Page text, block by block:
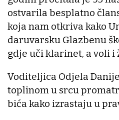
ostvarila besplatno
koja nam otkriva kako
daruvarsku Glazbenu
gdje uči klarinet, a voli i
Voditeljica Odjela
toplinom u srcu
bića kako izrastaju u